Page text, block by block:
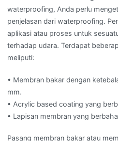
waterproofing, Anda perlu
penjelasan dari waterproofing.
aplikasi atau proses untuk
terhadap udara. Terdapat
meliputi:
• Membran bakar dengan
mm.
• Acrylic based coating yang
• Lapisan membran yang
Pasang membran bakar atau